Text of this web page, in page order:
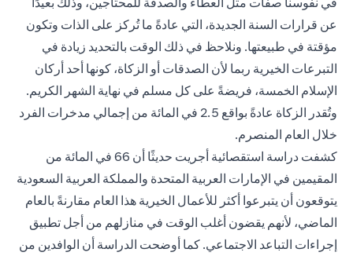
عن قرارات السنة الجديدة، التي عادةً ما تُركز على الذات وتكون
مؤقتة في طبيعتها. ونلاحظ في ذلك الوقت بالتحديد زيادة في
التبرعات الخيرية ربما لأن الصدقات أو الزكاة، كونها أحد أركان
الإسلام الخمسة، فريضةً على كل مسلم في نهاية الشهر الكريم.
وتُقدر الزكاة عادةً بواقع 2.5 في المائة من إجمالي مدخرات الفرد
خلال العام المنصرم.
كشفت دراسة استقصائية أجريت حديثًا أن 66 في المائة من
المقيمين في الإمارات العربية المتحدة والمملكة العربية السعودية
يتوقعون أن يتبرعوا أكثر للأعمال الخيرية هذا العام مقارنةً بالعام
الماضي، لأنهم يقضون أغلب الوقت في منازلهم من أجل تطبيق
إجراءات التباعد الاجتماعي. كما أوضحت الدراسة أن الوافدين من